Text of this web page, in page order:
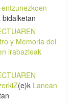
bidalketan
y Memoria del
irabazleak
(e)k Lanean